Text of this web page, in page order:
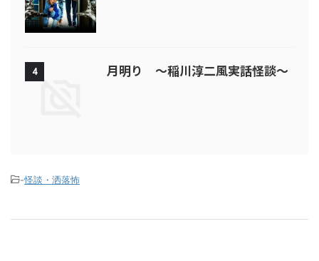
4 月明り ～稲川淳二風実話怪談～
-怪談・洒落怖